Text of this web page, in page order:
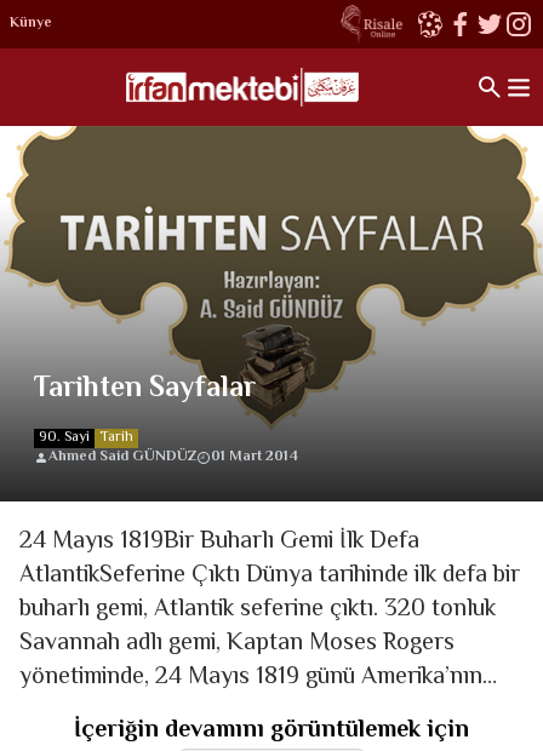
Künye
Tarihten Sayfalar
90. Sayi Tarih
Ahmed Said GÜNDÜZ
01 Mart 2014
24 Mayıs 1819Bir Buharlı Gemi İlk Defa
AtlantikSeferine Çıktı Dünya tarihinde ilk defa bir
buharlı gemi, Atlantik seferine çıktı. 320 tonluk
Savannah adlı gemi, Kaptan Moses Rogers
yönetiminde, 24 Mayıs 1819 günü Amerika’nın
Savannah Liman'ından
İçeriğin devamını görüntülemek için